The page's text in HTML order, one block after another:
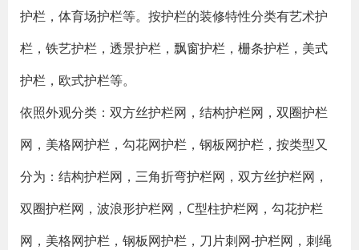
护栏，体育场护栏等。按护栏的装修特性分类有艺术护
栏，铁艺护栏，透景护栏，飘窗护栏，栅条护栏，美式
护栏，欧式护栏等。
依照外观分类：双方丝护栏网，结构护栏网，双圈护栏
网，美格网护栏，勾花网护栏，钢板网护栏，按类型又
分为：结构护栏网，三角折弯护栏网，双方丝护栏网，
双圈护栏网，波浪形护栏网，C型柱护栏网，勾花护栏
网，美格网护栏，钢板网护栏，刀片刺网-护栏网，刺绳